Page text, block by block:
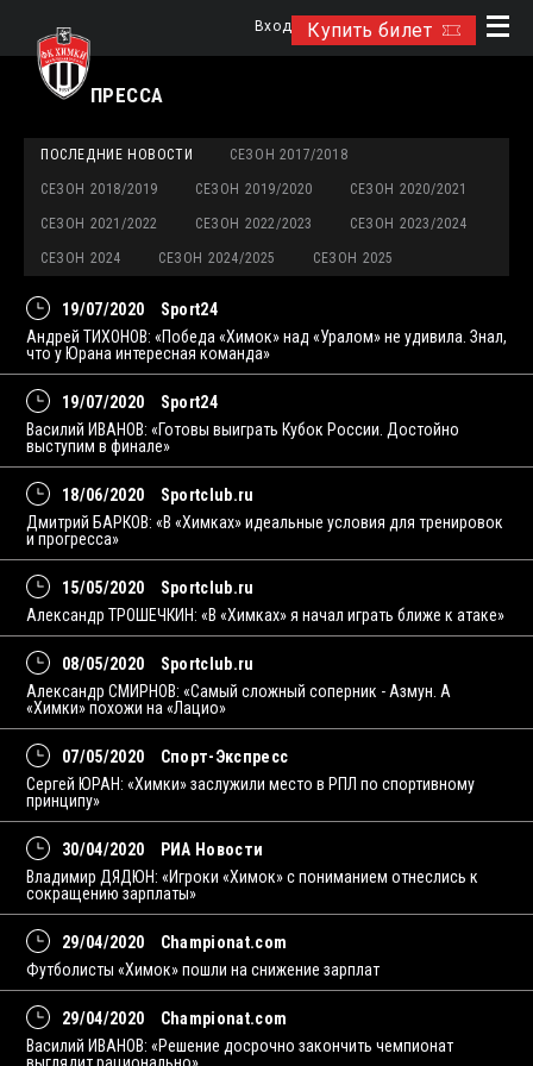
Купить билет
Вход
ПРЕССА
ПОСЛЕДНИЕ НОВОСТИ СЕЗОН 2017/2018
СЕЗОН 2018/2019 СЕЗОН 2019/2020 СЕЗОН 2020/2021
СЕЗОН 2021/2022 СЕЗОН 2022/2023 СЕЗОН 2023/2024
СЕЗОН 2024 СЕЗОН 2024/2025 СЕЗОН 2025
19/07/2020
Sport24
Андрей ТИХОНОВ: «Победа «Химок» над «Уралом» не удивила. Знал,
что у Юрана интересная команда»
19/07/2020
Sport24
Василий ИВАНОВ: «Готовы выиграть Кубок России. Достойно
выступим в финале»
18/06/2020
Sportclub.ru
Дмитрий БАРКОВ: «В «Химках» идеальные условия для тренировок
и прогресса»
15/05/2020
Sportclub.ru
Александр ТРОШЕЧКИН: «В «Химках» я начал играть ближе к атаке»
08/05/2020
Sportclub.ru
Александр СМИРНОВ: «Самый сложный соперник - Азмун. А
«Химки» похожи на «Лацио»
07/05/2020
Спорт-Экспресс
Сергей ЮРАН: «Химки» заслужили место в РПЛ по спортивному
принципу»
30/04/2020
РИА Новости
Владимир ДЯДЮН: «Игроки «Химок» с пониманием отнеслись к
сокращению зарплаты»
29/04/2020
Championat.com
Футболисты «Химок» пошли на снижение зарплат
29/04/2020
Championat.com
Василий ИВАНОВ: «Решение досрочно закончить чемпионат